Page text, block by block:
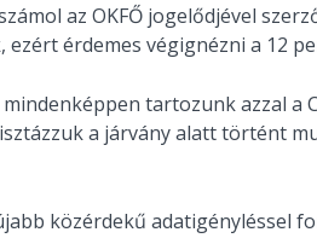
az OKFŐ jogelődjével
érdemes végignézni a 12
tartozunk azzal a
a járvány alatt történt
közérdekű adatigényléssel